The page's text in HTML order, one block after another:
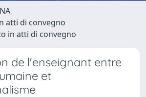
atti di convegno
in atti di convegno
de l'enseignant entre
et